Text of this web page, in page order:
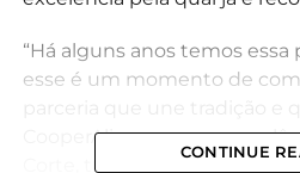
“Há alguns anos temos essa
esse é um momento de
CooperAliança com a
Corte, trazendo ao mercado
CONTINUE